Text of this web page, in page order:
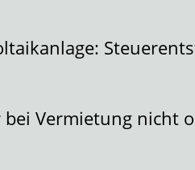
bei Vermietung